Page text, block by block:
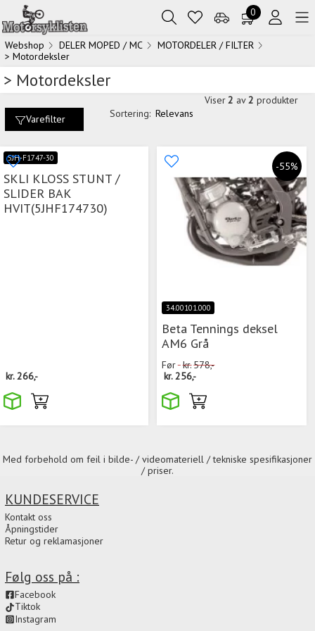
0
Webshop DELER MOPED / MC
MOTORDELER / FILTER
> Motordeksler
> Motordeksler
Varefilter Sortering: Relevans
Viser 2 av 2 produkter
5JH-F1747-30
SKLI KLOSS STUNT /
SLIDER BAK
HVIT(5JHF174730)
kr.266,-
-55%
34.00101.000
Beta Tennings deksel
AM6 Grå
Før kr.578,-
kr.256,-
Med forbehold om feil i bilde- / videomateriell / tekniske spesifikasjoner
/ priser.
Følg oss på :
Facebook
Tiktok
Instagram
KUNDESERVICE
Kontakt oss
Åpningstider
Retur og reklamasjoner